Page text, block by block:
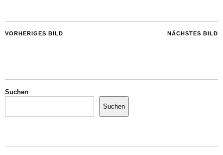
NÄCHSTES BILD
VORHERIGES BILD
Suchen
Suchen